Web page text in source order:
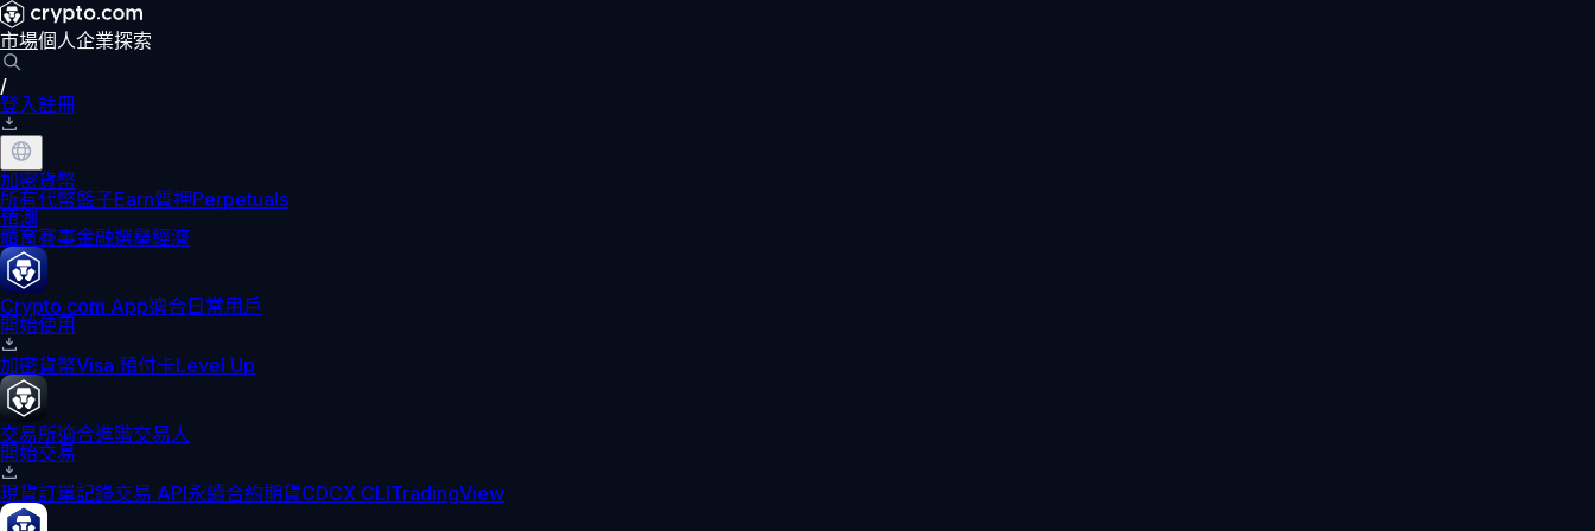
市場個人企業探索
/
登入註冊
加密貨幣
所有代幣籃子Earn質押Perpetuals
預測
體育賽事金融選舉經濟
Crypto.com App適合日常用戶
開始使用
加密貨幣Visa 預付卡Level Up
交易所適合進階交易人
開始交易
現貨訂單記錄交易 API永續合約期貨CDCX CLITradingView